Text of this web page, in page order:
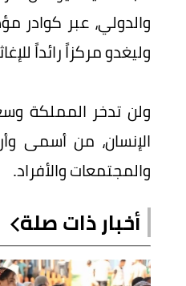
والدولي، عبر كوادر
وليغدو مركزاً رائداً
ولن تدخر المملكة
الإنسان، من أسمى
والمجتمعات والأفراد.
أخبار ذات صلة